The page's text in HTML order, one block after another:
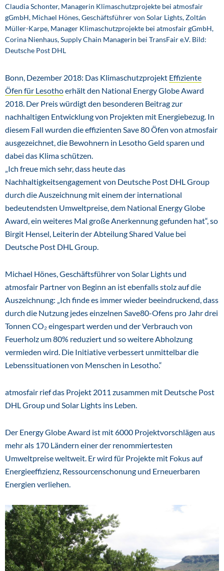
Claudia Schonter, Managerin Klimaschutzprojekte bei atmosfair
gGmbH, Michael Hönes, Geschäftsführer von Solar Lights, Zoltán
Müller-Karpe, Manager Klimaschutzprojekte bei atmosfair gGmbH,
Corina Nienhaus, Supply Chain Managerin bei TransFair e.V. Bild:
Deutsche Post DHL
Bonn, Dezember 2018: Das Klimaschutzprojekt Effiziente
Öfen für Lesothoerhält den National Energy Globe Award
2018. Der Preis würdigt den besonderen Beitrag zur
nachhaltigen Entwicklung von Projekten mit Energiebezug. In
diesem Fall wurden die effizienten Save 80 Öfen von atmosfair
ausgezeichnet, die Bewohnern in Lesotho Geld sparen und
dabei das Klima schützen.
„Ich freue mich sehr, dass heute das
Nachhaltigkeitsengagement von Deutsche Post DHL Group
durch die Auszeichnung mit einem der international
bedeutendsten Umweltpreise, dem National Energy Globe
Award, ein weiteres Mal große Anerkennung gefunden hat“, so
Birgit Hensel, Leiterin der Abteilung Shared Value bei
Deutsche Post DHL Group.
Michael Hönes, Geschäftsführer von Solar Lights und
atmosfair Partner von Beginn an ist ebenfalls stolz auf die
Auszeichnung: „Ich finde es immer wieder beeindruckend, dass
durch die Nutzung jedes einzelnen Save80-Ofens pro Jahr drei
Tonnen CO₂ eingespart werden und der Verbrauch von
Feuerholz um 80% reduziert und so weitere Abholzung
vermieden wird. Die Initiative verbessert unmittelbar die
Lebenssituationen von Menschen in Lesotho.“
atmosfair rief das Projekt 2011 zusammen mit Deutsche Post
DHL Group und Solar Lights ins Leben.
Der Energy Globe Award ist mit 6000 Projektvorschlägen aus
mehr als 170 Ländern einer der renommiertesten
Umweltpreise weltweit. Er wird für Projekte mit Fokus auf
Energieeffizienz, Ressourcenschonung und Erneuerbaren
Energien verliehen.